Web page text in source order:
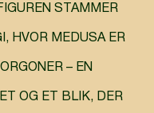
STAMMER
HVOR MEDUSA ER
– EN
OG ET BLIK, DER